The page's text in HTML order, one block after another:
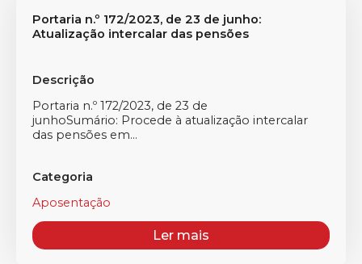
Portaria n.º 172/2023, de 23 de junho:
Atualização intercalar das pensões
Descrição
Portaria n.º 172/2023, de 23 de
junhoSumário: Procede à atualização intercalar
das pensões em...
Categoria
Aposentação
Ler mais